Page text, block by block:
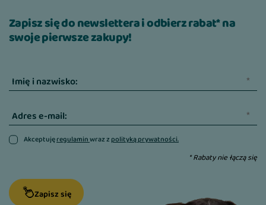
Zapisz się do newslettera i odbierz rabat* na
swoje pierwsze zakupy!
Imię i nazwisko:
Adres e-mail:
Akceptujęregulaminwraz zpolityką prywatności.
* Rabaty nie łączą się
Zapisz się